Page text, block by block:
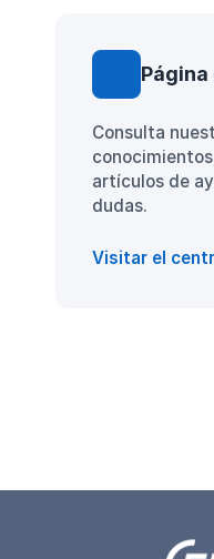
Consulta
artículos de
dudas.
Visitar el